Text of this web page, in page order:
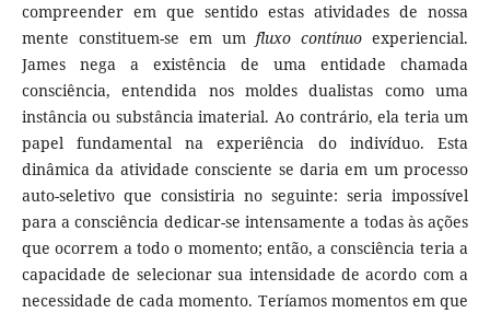
compreender em que sentido estas atividades de nossa
mente constituem-se em umfluxo contínuo experiencial.
James nega a existência de uma entidade chamada
consciência, entendida nos moldes dualistas como uma
instância ou substância imaterial. Ao contrário, ela teria um
papel fundamental na experiência do indivíduo. Esta
dinâmica da atividade consciente se daria em um processo
auto-seletivo que consistiria no seguinte: seria impossível
para a consciência dedicar-se intensamente a todas às ações
que ocorrem a todo o momento; então, a consciência teria a
capacidade de selecionar sua intensidade de acordo com a
necessidade de cada momento. Teríamos momentos em que